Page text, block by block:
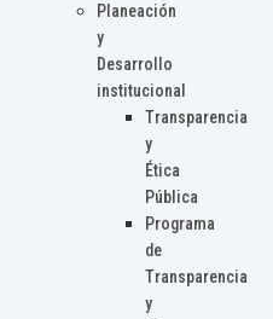
Planeación
y
Desarrollo
institucional
Transparencia
y
Ética
Pública
Programa
de
Transparencia
y